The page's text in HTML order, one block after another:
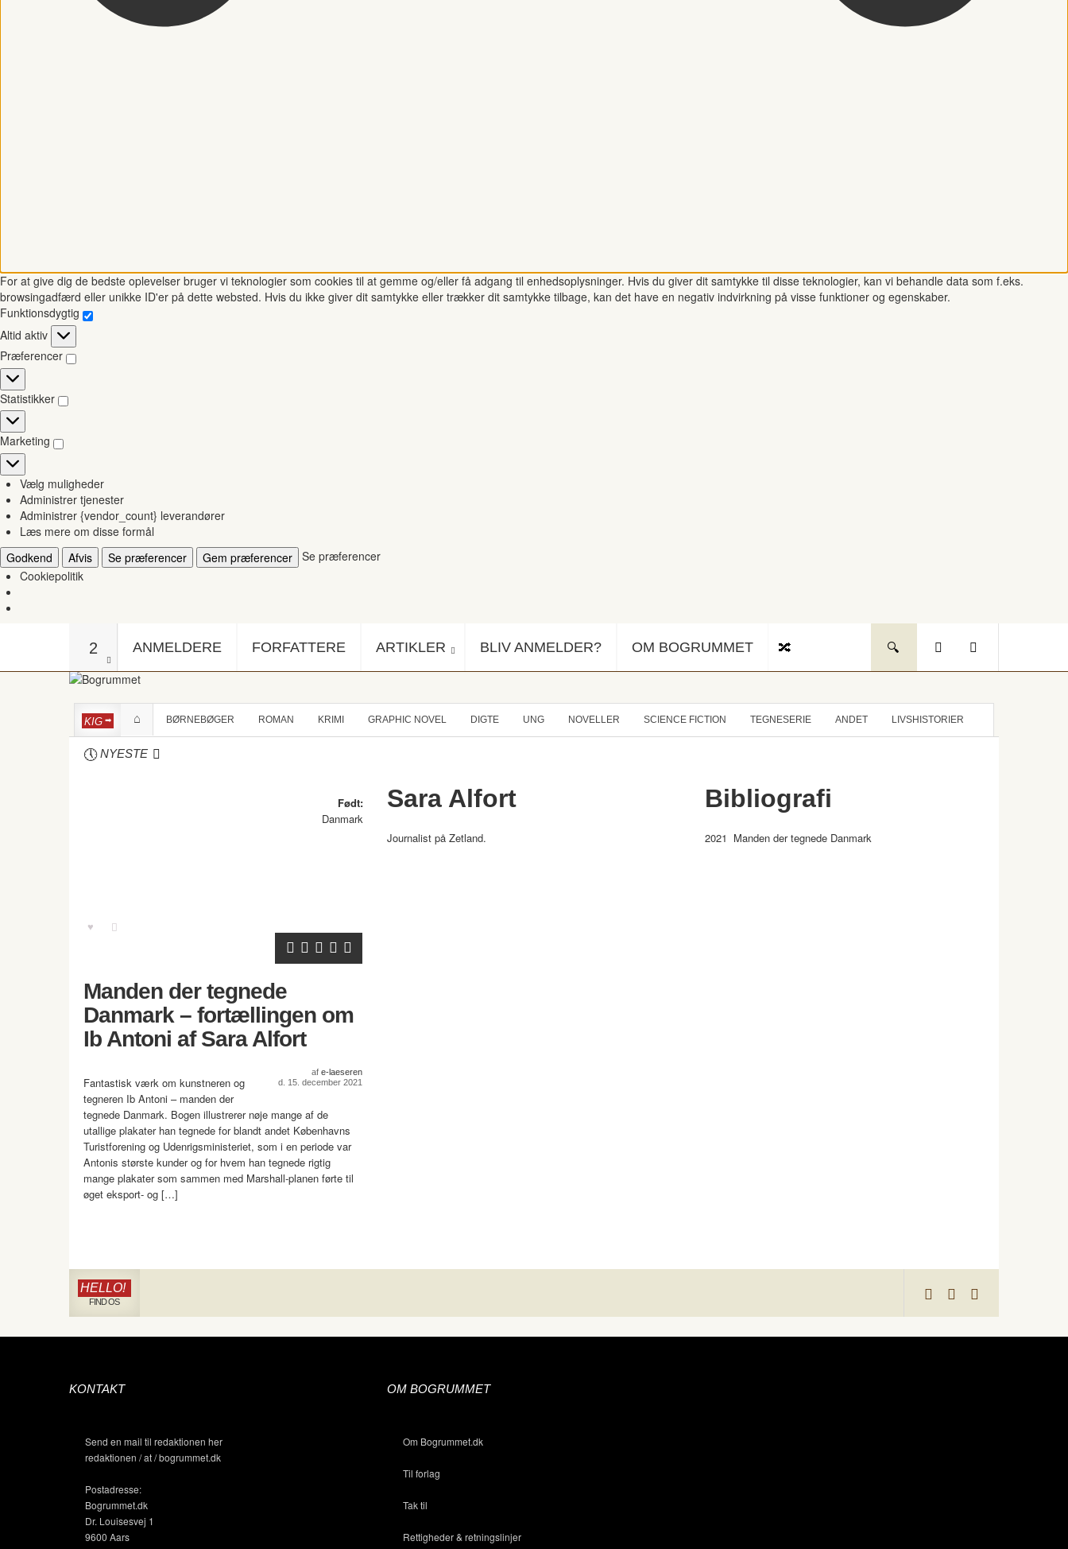
For at give dig de bedste oplevelser bruger vi teknologier som cookies til at gemme og/eller få adgang til enhedsoplysninger. Hvis du giver dit samtykke til disse teknologier, kan vi behandle data som f.eks.
browsingadfærd eller unikke ID'er på dette websted. Hvis du ikke giver dit samtykke eller trækker dit samtykke tilbage, kan det have en negativ indvirkning på visse funktioner og egenskaber.
Funktionsdygtig
Funktionsdygtig
Altid aktiv
Præferencer
Præferencer
Statistikker
Statistikker
Marketing
Marketing
Vælg muligheder
Administrer tjenester
Administrer {vendor_count} leverandører
Læs mere om disse formål
Godkend
Afvis Se præferencer Gem præferencer Se præferencer
Cookiepolitik
2 ANMELDERE FORFATTERE ARTIKLER BLIV ANMELDER? OM BOGRUMMET
KIG BØRNEBØGER ROMAN KRIMI GRAPHIC NOVEL DIGTE UNG NOVELLER SCIENCE FICTION TEGNESERIE ANDET LIVSHISTORIER
NYESTE
Født:
Danmark
Sara Alfort
Journalist på Zetland.
Bibliografi
2021 Manden der tegnede Danmark
Manden der tegnede
Danmark – fortællingen om
Ib Antoni af Sara Alfort
af e-laeseren
d. 15. december 2021
Fantastisk værk om kunstneren og
tegneren Ib Antoni – manden der
tegnede Danmark. Bogen illustrerer nøje mange af de
utallige plakater han tegnede for blandt andet Københavns
Turistforening og Udenrigsministeriet, som i en periode var
Antonis største kunder og for hvem han tegnede rigtig
mange plakater som sammen med Marshall-planen førte til
øget eksport- og […]
HELLO!
FIND OS
KONTAKT
Send en mail til redaktionen her
redaktionen / at / bogrummet.dk
Postadresse:
Bogrummet.dk
Dr. Louisesvej 1
9600 Aars
OM BOGRUMMET
Om Bogrummet.dk
Til forlag
Tak til
Rettigheder & retningslinjer